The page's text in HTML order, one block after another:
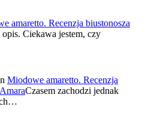
amaretto. Recenzja biustonosza
Ciekawa jestem, czy
Miodowe amaretto. Recenzja
Czasem zachodzi jednak